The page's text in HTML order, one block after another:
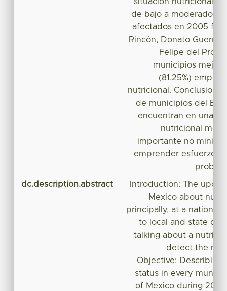
de bajo a moderado;
afectados en 2005
Rincón, Donato Guerra,
Felipe del
municipios
(81.25%)
nutricional.
de municipios del
encuentran en una
nutricional
importante no
emprender esfuerzos
dc.description.abstract
Introduction: The
Mexico about
principally, at a national
to local and state
talking about a
detect the
Objective: Describing
status in every
of Mexico during